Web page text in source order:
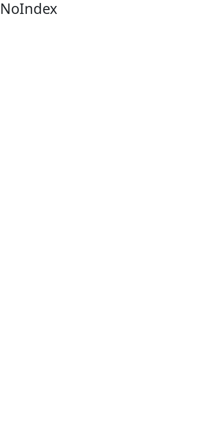
NoIndex